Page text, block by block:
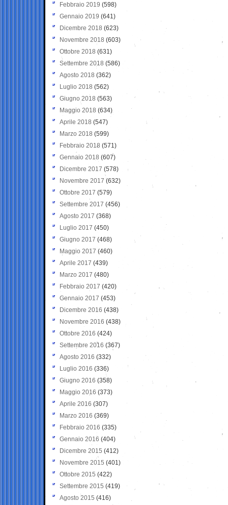
Febbraio 2019 (598)
Gennaio 2019 (641)
Dicembre 2018 (623)
Novembre 2018 (603)
Ottobre 2018 (631)
Settembre 2018 (586)
Agosto 2018 (362)
Luglio 2018 (562)
Giugno 2018 (563)
Maggio 2018 (634)
Aprile 2018 (547)
Marzo 2018 (599)
Febbraio 2018 (571)
Gennaio 2018 (607)
Dicembre 2017 (578)
Novembre 2017 (632)
Ottobre 2017 (579)
Settembre 2017 (456)
Agosto 2017 (368)
Luglio 2017 (450)
Giugno 2017 (468)
Maggio 2017 (460)
Aprile 2017 (439)
Marzo 2017 (480)
Febbraio 2017 (420)
Gennaio 2017 (453)
Dicembre 2016 (438)
Novembre 2016 (438)
Ottobre 2016 (424)
Settembre 2016 (367)
Agosto 2016 (332)
Luglio 2016 (336)
Giugno 2016 (358)
Maggio 2016 (373)
Aprile 2016 (307)
Marzo 2016 (369)
Febbraio 2016 (335)
Gennaio 2016 (404)
Dicembre 2015 (412)
Novembre 2015 (401)
Ottobre 2015 (422)
Settembre 2015 (419)
Agosto 2015 (416)